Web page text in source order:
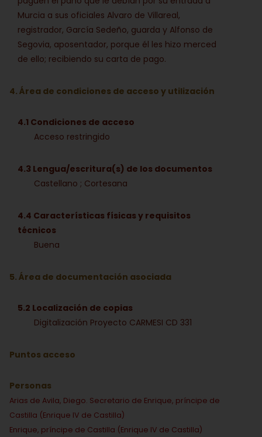
Murcia a sus oficiales Alvaro de Villareal,
registrador, García Sedeño, guarda y Alfonso de
Segovia, aposentador, porque él les hizo merced
de ello; recibiendo su carta de pago.
4. Área de condiciones de acceso y utilización
4.1 Condiciones de acceso
Acceso restringido
4.3 Lengua/escritura(s) de los documentos
Castellano ; Cortesana
4.4 Características físicas y requisitos
técnicos
Buena
5. Área de documentación asociada
5.2 Localización de copias
Digitalización Proyecto CARMESI CD 331
Puntos acceso
Personas
Arias de Avila, Diego. Secretario de Enrique, príncipe de
Castilla (Enrique IV de Castilla)
Enrique, príncipe de Castilla (Enrique IV de Castilla)